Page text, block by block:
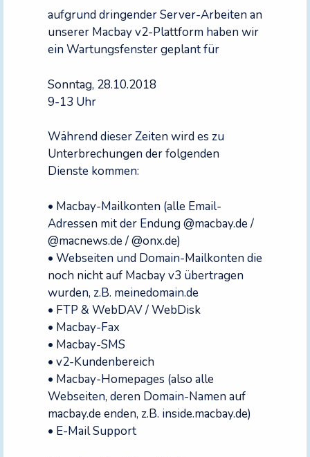
aufgrund dringender Server-Arbeiten an
unserer Macbay v2-Plattform haben wir
ein Wartungsfenster geplant für
Sonntag, 28.10.2018
9-13 Uhr
Während dieser Zeiten wird es zu
Unterbrechungen der folgenden
Dienste kommen:
• Macbay-Mailkonten (alle Email-
Adressen mit der Endung @macbay.de /
@macnews.de / @onx.de)
• Webseiten und Domain-Mailkonten die
noch nicht auf Macbay v3 übertragen
wurden, z.B. meinedomain.de
• FTP & WebDAV / WebDisk
• Macbay-Fax
• Macbay-SMS
• v2-Kundenbereich
• Macbay-Homepages (also alle
Webseiten, deren Domain-Namen auf
macbay.de enden, z.B. inside.macbay.de)
• E-Mail Support